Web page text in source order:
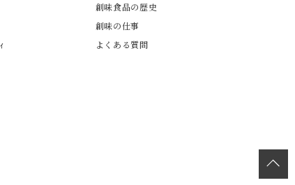
創味食品の歴史
創味の仕事
よくある質問